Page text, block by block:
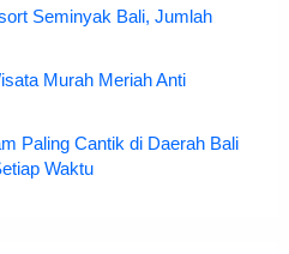
Seminyak Bali, Jumlah
Murah Meriah Anti
Paling Cantik di Daerah Bali
Waktu